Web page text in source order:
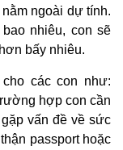
ngoài dự tính.
nhiêu, con sẽ
bấy nhiêu.
các con như:
hợp con cần
vấn đề về sức
passport hoặc